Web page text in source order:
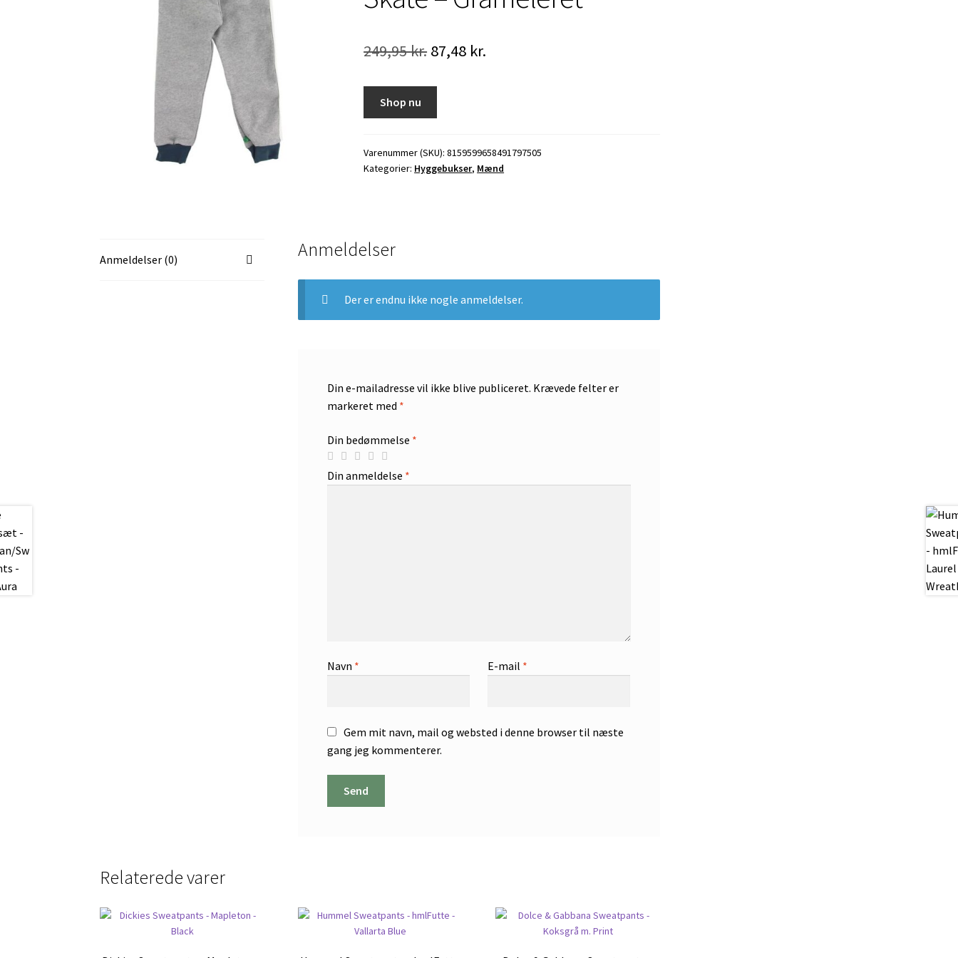
249,95kr. Den
249,95 kr..
87,48 kr.
87,48 kr..
Shop nu
Varenummer (SKU):8159599658491797505
Kategorier: Hyggebukser, Mænd
Anmeldelser (0) Anmeldelser
Der er endnu ikke nogle anmeldelser.
Din e-mailadresse vil ikke blive publiceret. Krævede felter er
markeret med *
Din bedømmelse *
Din anmeldelse *
Navn * E-mail *
Gem mit navn, mail og websted i denne browser til næste
gang jeg kommenterer.
Relaterede varer